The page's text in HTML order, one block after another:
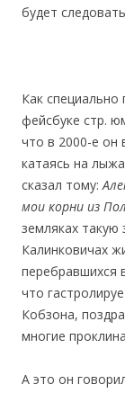
будет
Как специально
фейсбуке стр.
что в 2000-е он
катаясь на
сказал тому:
мои корни из
земляках такую
Калинковичах
перебравшихся
что
Кобзона,
многие
А это он